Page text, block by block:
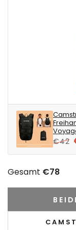
Preis
€42
Gesamt €78